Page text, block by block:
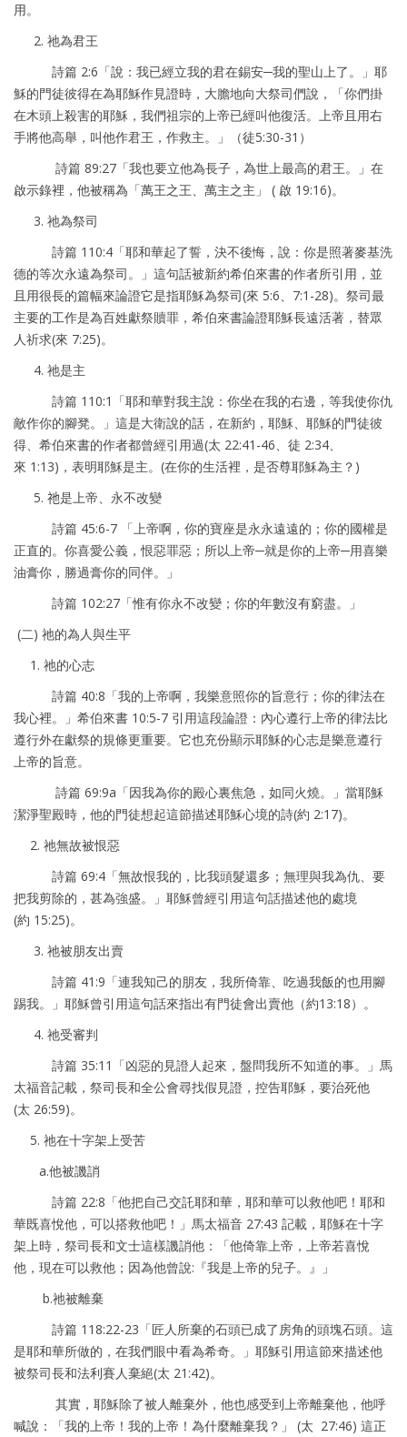
用。
2. 祂為君王
詩篇 2:6「說：我已經立我的君在錫安─我的聖山上了。」耶
穌的門徒彼得在為耶穌作見證時，大膽地向大祭司們說，「你們掛
在木頭上殺害的耶穌，我們祖宗的上帝已經叫他復活。上帝且用右
手將他高舉，叫他作君王，作救主。」（徒5:30-31）
詩篇 89:27「我也要立他為長子，為世上最高的君王。」在
啟示錄裡，他被稱為「萬王之王、萬主之主」 ( 啟 19:16)。
3. 祂為祭司
詩篇 110:4「耶和華起了誓，決不後悔，說：你是照著麥基洗
德的等次永遠為祭司。」這句話被新約希伯來書的作者所引用，並
且用很長的篇幅來論證它是指耶穌為祭司(來 5:6、7:1-28)。祭司最
主要的工作是為百姓獻祭贖罪，希伯來書論證耶穌長遠活著，替眾
人祈求(來 7:25)。
4. 祂是主
詩篇 110:1「耶和華對我主說：你坐在我的右邊，等我使你仇
敵作你的腳凳。」這是大衛說的話，在新約，耶穌、耶穌的門徒彼
得、希伯來書的作者都曾經引用過(太 22:41-46、徒 2:34、
來 1:13)，表明耶穌是主。(在你的生活裡，是否尊耶穌為主？)
5. 祂是上帝、永不改變
詩篇 45:6-7 「上帝啊，你的寶座是永永遠遠的；你的國權是
正直的。你喜愛公義，恨惡罪惡；所以上帝─就是你的上帝─用喜樂
油膏你，勝過膏你的同伴。」
詩篇 102:27「惟有你永不改變；你的年數沒有窮盡。」
(二) 祂的為人與生平
1. 祂的心志
詩篇 40:8「我的上帝啊，我樂意照你的旨意行；你的律法在
我心裡。」希伯來書 10:5-7 引用這段論證：內心遵行上帝的律法比
遵行外在獻祭的規條更重要。它也充份顯示耶穌的心志是樂意遵行
上帝的旨意。
詩篇 69:9a「因我為你的殿心裏焦急，如同火燒。」當耶穌
潔淨聖殿時，他的門徒想起這節描述耶穌心境的詩(約 2:17)。
2. 祂無故被恨惡
詩篇 69:4「無故恨我的，比我頭髮還多；無理與我為仇、要
把我剪除的，甚為強盛。」耶穌曾經引用這句話描述他的處境
(約 15:25)。
3. 祂被朋友出賣
詩篇 41:9「連我知己的朋友，我所倚靠、吃過我飯的也用腳
踢我。」耶穌曾引用這句話來指出有門徒會出賣他（約13:18）。
4. 祂受審判
詩篇 35:11「凶惡的見證人起來，盤問我所不知道的事。」馬
太福音記載，祭司長和全公會尋找假見證，控告耶穌，要治死他
(太 26:59)。
5. 祂在十字架上受苦
a.他被譏誚
詩篇 22:8「他把自己交託耶和華，耶和華可以救他吧！耶和
華既喜悅他，可以搭救他吧！」馬太福音 27:43 記載，耶穌在十字
架上時，祭司長和文士這樣譏誚他：「他倚靠上帝，上帝若喜悅
他，現在可以救他；因為他曾說:『我是上帝的兒子。』」
b.祂被離棄
詩篇 118:22-23「匠人所棄的石頭已成了房角的頭塊石頭。這
是耶和華所做的，在我們眼中看為希奇。」耶穌引用這節來描述他
被祭司長和法利賽人棄絕(太 21:42)。
其實，耶穌除了被人離棄外，他也感受到上帝離棄他，他呼
喊說：「我的上帝！我的上帝！為什麼離棄我？」 (太 27:46) 這正